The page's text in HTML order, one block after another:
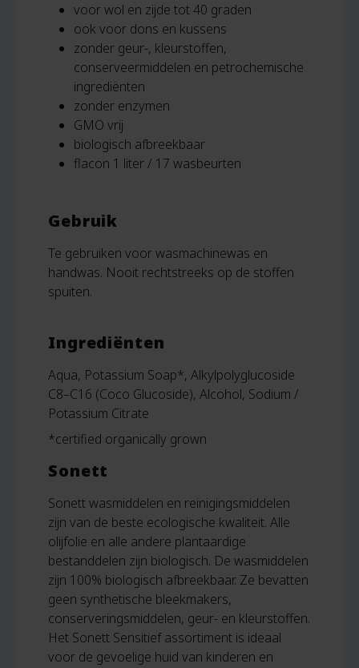
voor wol en zijde tot 40 graden
ook voor dons en kussens
zonder geur-, kleurstoffen,
conserveermiddelen en petrochemische
ingrediënten
zonder enzymen
GMO vrij
biologisch afbreekbaar
flacon 1 liter / 17 wasbeurten
Gebruik
Te gebruiken voor wasmachinewas en
handwas. Nooit rechtstreeks op de stoffen
spuiten.
Ingrediënten
Aqua, Potassium Soap*, Alkylpolyglucoside
C8–C16 (Coco Glucoside), Alcohol, Sodium /
Potassium Citrate
*certified organically grown
Sonett
Sonett wasmiddelen en reinigingsmiddelen
zijn van de beste ecologische kwaliteit. Alle
olijfolie en alle andere plantaardige
bestanddelen zijn biologisch. De wasmiddelen
zijn 100% biologisch afbreekbaar. Ze bevatten
geen synthetische bleekmakers,
conserveringsmiddelen, geur- en kleurstoffen.
Het Sonett Sensitief assortiment is ideaal
voor de gevoelige huid van kinderen en